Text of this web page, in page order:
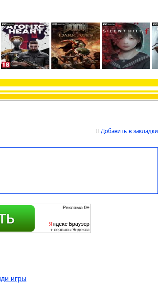
Добавить в закладки
игры